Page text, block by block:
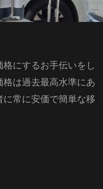
にするお手伝いをし
は過去最高水準にあ
常に安価で簡単な移